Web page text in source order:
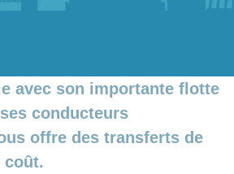
avec son importante flotte
conducteurs
offre des transferts de
coût.